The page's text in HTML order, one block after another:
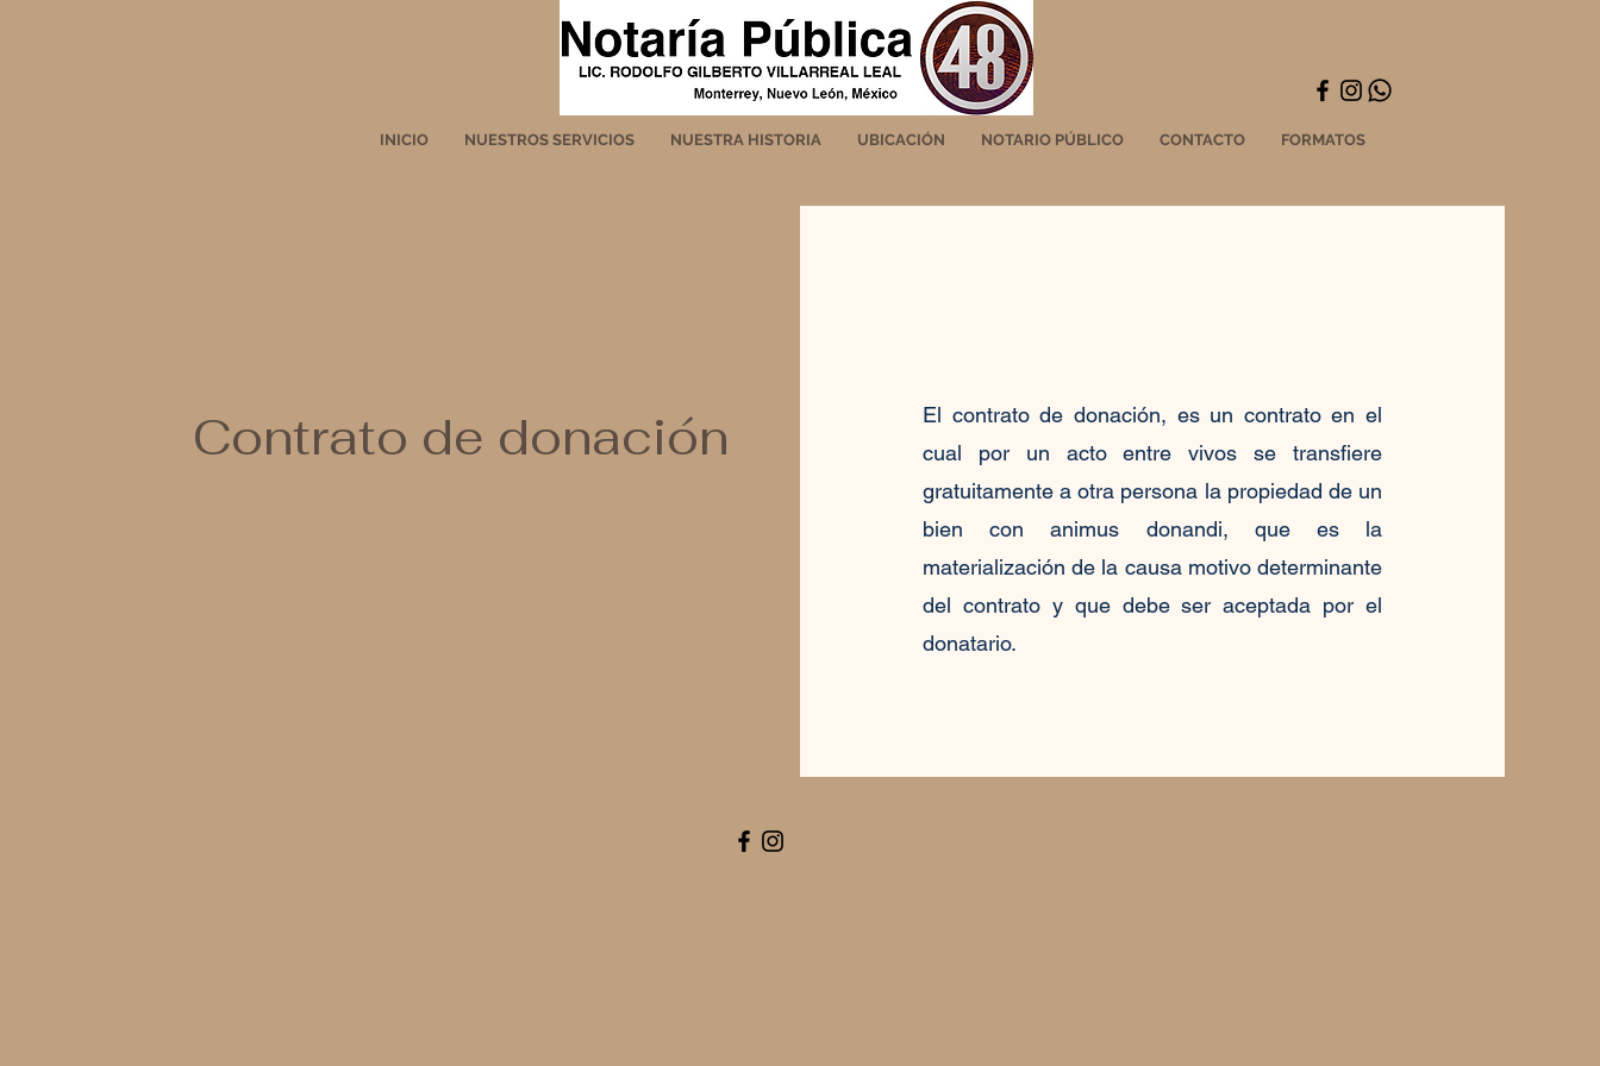
INICIO NUESTROS SERVICIOS NUESTRA HISTORIA UBICACIÓN NOTARIO PÚBLICO CONTACTO FORMATOS
Contrato de donación
El contrato de donación, es un contrato en el
cual por un acto entre vivos se transfiere
gratuitamente a otra persona la propiedad de un
bien con animus donandi, que es la
materialización de la causa motivo determinante
del contrato y que debe ser aceptada por el
donatario.